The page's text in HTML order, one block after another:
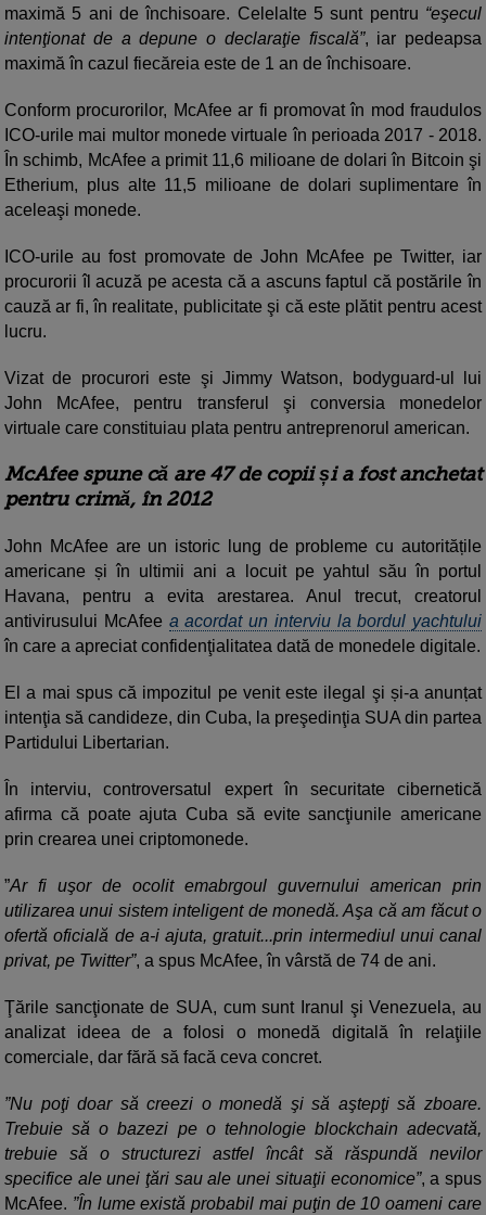
maximă 5 ani de închisoare. Celelalte 5 sunt pentru “eşecul
intenţionat de a depune o declaraţie fiscală”, iar pedeapsa
maximă în cazul fiecăreia este de 1 an de închisoare.
Conform procurorilor, McAfee ar fi promovat în mod fraudulos
ICO-urile mai multor monede virtuale în perioada 2017 - 2018.
În schimb, McAfee a primit 11,6 milioane de dolari în Bitcoin şi
Etherium, plus alte 11,5 milioane de dolari suplimentare în
aceleaşi monede.
ICO-urile au fost promovate de John McAfee pe Twitter, iar
procurorii îl acuză pe acesta că a ascuns faptul că postările în
cauză ar fi, în realitate, publicitate şi că este plătit pentru acest
lucru.
Vizat de procurori este şi Jimmy Watson, bodyguard-ul lui
John McAfee, pentru transferul şi conversia monedelor
virtuale care constituiau plata pentru antreprenorul american.
McAfee spune că are 47 de copii și a fost anchetat
pentru crimă, în 2012
John McAfee are un istoric lung de probleme cu autoritățile
americane și în ultimii ani a locuit pe yahtul său în portul
Havana, pentru a evita arestarea. Anul trecut, creatorul
antivirusului McAfee a acordat un interviu la bordul yachtului
în care a apreciat confidenţialitatea dată de monedele digitale.
El a mai spus că impozitul pe venit este ilegal şi și-a anunțat
intenţia să candideze, din Cuba, la preşedinţia SUA din partea
Partidului Libertarian.
În interviu, controversatul expert în securitate cibernetică
afirma că poate ajuta Cuba să evite sancţiunile americane
prin crearea unei criptomonede.
”Ar fi uşor de ocolit emabrgoul guvernului american prin
utilizarea unui sistem inteligent de monedă. Aşa că am făcut o
ofertă oficială de a-i ajuta, gratuit...prin intermediul unui canal
privat, pe Twitter”, a spus McAfee, în vârstă de 74 de ani.
Ţările sancţionate de SUA, cum sunt Iranul şi Venezuela, au
analizat ideea de a folosi o monedă digitală în relaţiile
comerciale, dar fără să facă ceva concret.
”Nu poţi doar să creezi o monedă şi să aştepţi să zboare.
Trebuie să o bazezi pe o tehnologie blockchain adecvată,
trebuie să o structurezi astfel încât să răspundă nevilor
specifice ale unei ţări sau ale unei situaţii economice”, a spus
McAfee. ”În lume există probabil mai puţin de 10 oameni care